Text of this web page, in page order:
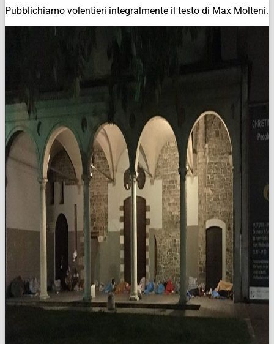
Pubblichiamo volentieri integralmente il testo di Max Molteni.